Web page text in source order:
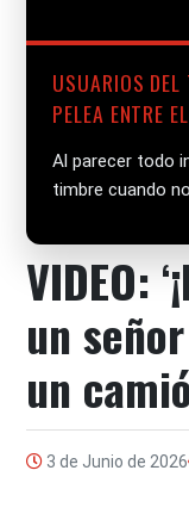
USUARIOS
PELEA ENTRE
Al parecer todo
timbre cuando
VIDEO:
un
un
3 de Junio de 2026